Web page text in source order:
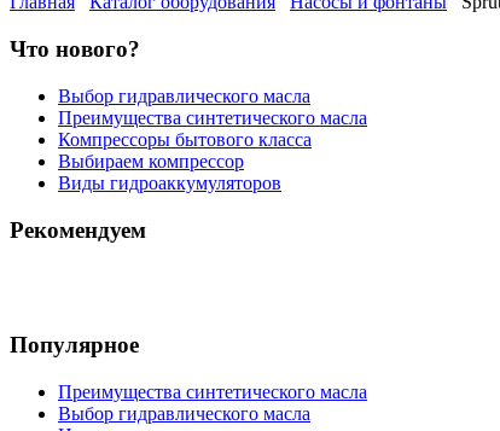
Что нового?
Выбор гидравлического масла
Преимущества синтетического масла
Компрессоры бытового класса
Выбираем компрессор
Виды гидроаккумуляторов
Рекомендуем
Популярное
Преимущества синтетического масла
Выбор гидравлического масла